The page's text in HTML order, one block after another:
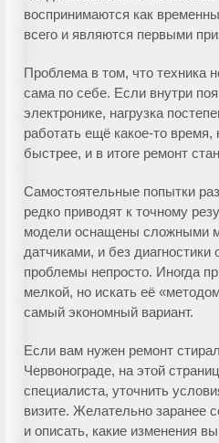
воспринимаются как
всего и являются первыми
Проблема в том, что техника
сама по себе. Если внутри
электронике, нагрузка
работать ещё какое-то
быстрее, и в итоге ремонт
Самостоятельные попытки
редко приводят к точному
модели оснащены сложными
датчиками, и без диагностики
проблемы непросто. Иногда
мелкой, но искать её
самый экономный вариант.
Если вам нужен ремонт
Червонограде, на этой
специалиста, уточнить
визите. Желательно заранее
и описать, какие изменения